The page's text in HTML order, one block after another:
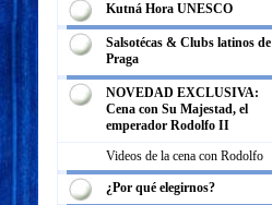
Kutná Hora UNESCO
Salsotécas & Clubs latinos de
Praga
NOVEDAD EXCLUSIVA:
Cena con Su Majestad, el
emperador Rodolfo II
Videos de la cena con Rodolfo
¿Por qué elegirnos?